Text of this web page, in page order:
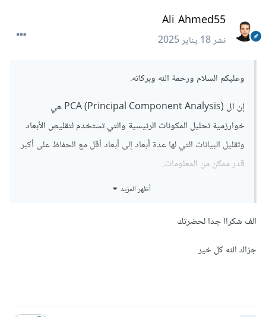
Ali Ahmed55
نشر18 يناير 2025
وعليكم السلام ورحمة الله وبركاته.
إن ال PCA (Principal Component Analysis) هي
خوارزمية تحليل المكونات الرئيسية والتي تستخدم لتقليص الأبعاد
وتقليل البيانات التي لها عدة أبعاد إلى أبعاد أقل مع الحفاظ على أكبر
قدر ممكن من المعلومات.
ويمكنك قراءة الإجابة التالية لمزيد من التفاصيل حولها وكيفية
أظهر المزيد
الف شكراا جدا لحضرتك
جزاك الله كل خير